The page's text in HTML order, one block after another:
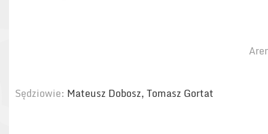
Sędziowie: Mateusz Dobosz, Tomasz Gortat